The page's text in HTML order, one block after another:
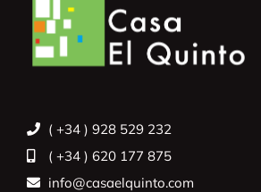
( +34 ) 928 529 232
( +34 ) 620 177 875
info@casaelquinto.com